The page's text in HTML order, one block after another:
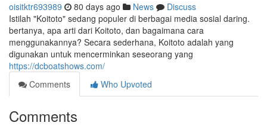
oisitktr693989 80 days ago News
Discuss
Istilah "Koitoto" sedang populer di berbagai media sosial daring.
bertanya, apa arti dari Koitoto, dan bagaimana cara
menggunakannya? Secara sederhana, Koitoto adalah yang
digunakan untuk mencerminkan seseorang yang
https://dcboatshows.com/
Comments
Who Upvoted
Comments